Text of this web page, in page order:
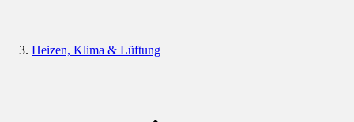
Heizen, Klima & Lüftung